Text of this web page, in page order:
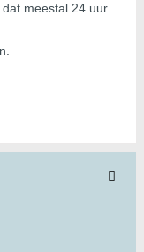
meestal 24 uur